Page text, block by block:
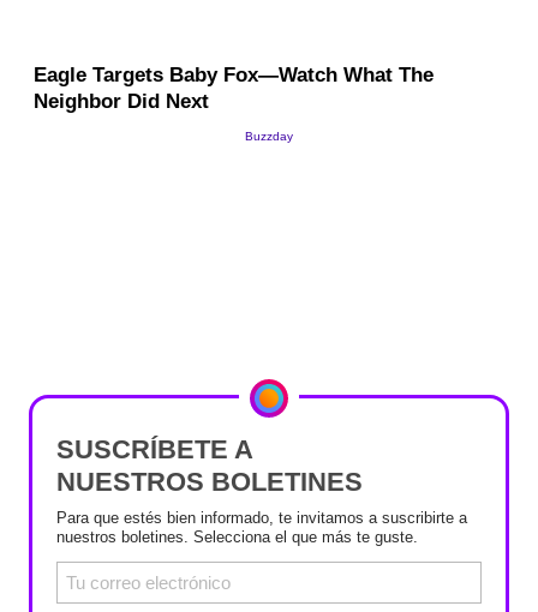
SUSCRÍBETE A
NUESTROS BOLETINES
Para que estés bien informado, te invitamos a suscribirte a
nuestros boletines. Selecciona el que más te guste.